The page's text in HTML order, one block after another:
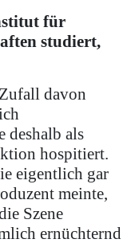
für
studiert,
davon
deshalb als
hospitiert.
eigentlich gar
meinte,
Szene
ernüchternd